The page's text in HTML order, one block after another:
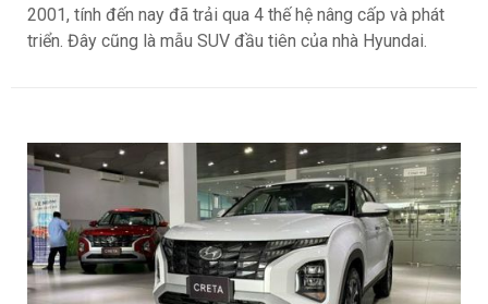
2001, tính đến nay đã trải qua 4 thế hệ nâng cấp và phát
triển. Đây cũng là mẫu SUV đầu tiên của nhà Hyundai.